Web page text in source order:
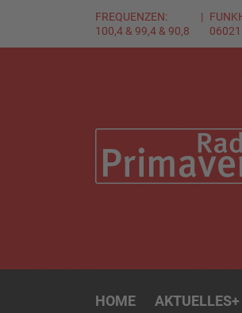
FREQUENZEN:
100,4 & 99,4 & 90,8
HOME AKTUELLES+